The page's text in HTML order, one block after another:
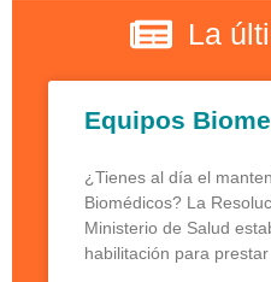
La
Equipos
¿Tienes al día el
Biomédicos? La
Ministerio de Salud
habilitación para prestar